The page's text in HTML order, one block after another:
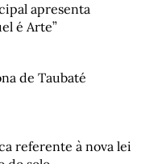
apresenta
é Arte”
de Taubaté
referente à nova lei